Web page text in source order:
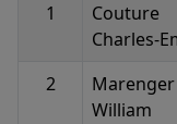
1
Couture
Charles-
2
Marenger
William